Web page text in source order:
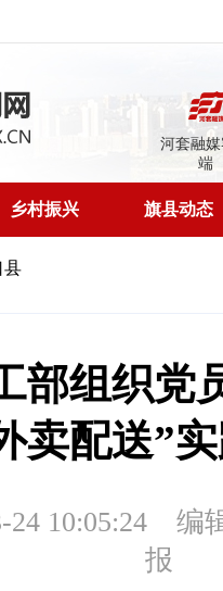
河套融
端
乡村振兴 旗县动态
县
部组织党
卖配送”
10:05:24
编
报